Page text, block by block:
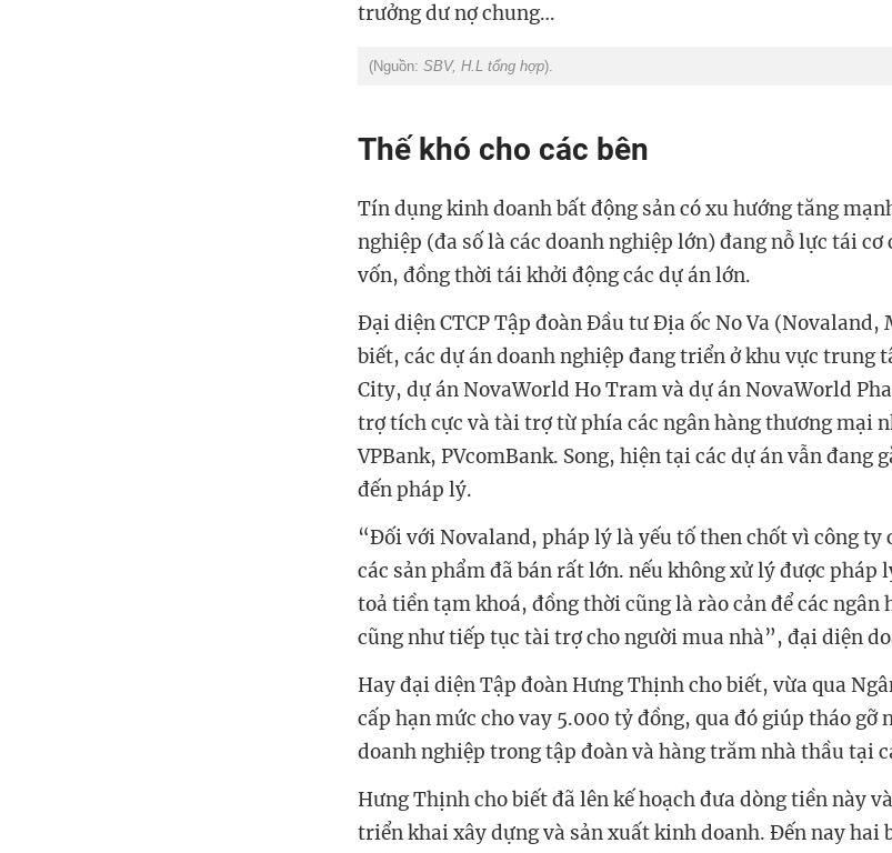
trưởng dư nợ chung…
(Nguồn: SBV, H.L tổng hợp).
Thế khó cho các bên
Tín dụng kinh doanh bất động sản có xu hướng tăng
nghiệp (đa số là các doanh nghiệp lớn) đang nỗ lực tái
vốn, đồng thời tái khởi động các dự án lớn.
Đại diện CTCP Tập đoàn Đầu tư Địa ốc No Va (Novaland,
biết, các dự án doanh nghiệp đang triển ở khu vực trung
City, dự án NovaWorld Ho Tram và dự án NovaWorld
trợ tích cực và tài trợ từ phía các ngân hàng thương mại
VPBank, PVcomBank. Song, hiện tại các dự án vẫn đang
đến pháp lý.
“Đối với Novaland, pháp lý là yếu tố then chốt vì công ty
các sản phẩm đã bán rất lớn. nếu không xử lý được pháp
toả tiền tạm khoá, đồng thời cũng là rào cản để các ngân
cũng như tiếp tục tài trợ cho người mua nhà”, đại diện
Hay đại diện Tập đoàn Hưng Thịnh cho biết, vừa qua
cấp hạn mức cho vay 5.000 tỷ đồng, qua đó giúp tháo gỡ
doanh nghiệp trong tập đoàn và hàng trăm nhà thầu tại
Hưng Thịnh cho biết đã lên kế hoạch đưa dòng tiền này
triển khai xây dựng và sản xuất kinh doanh. Đến nay hai